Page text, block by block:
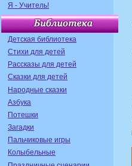
Я - Учитель!
Детская библиотека
Стихи для детей
Рассказы для детей
Сказки для детей
Народные сказки
Азбука
Потешки
Загадки
Пальчиковые игры
Колыбельные